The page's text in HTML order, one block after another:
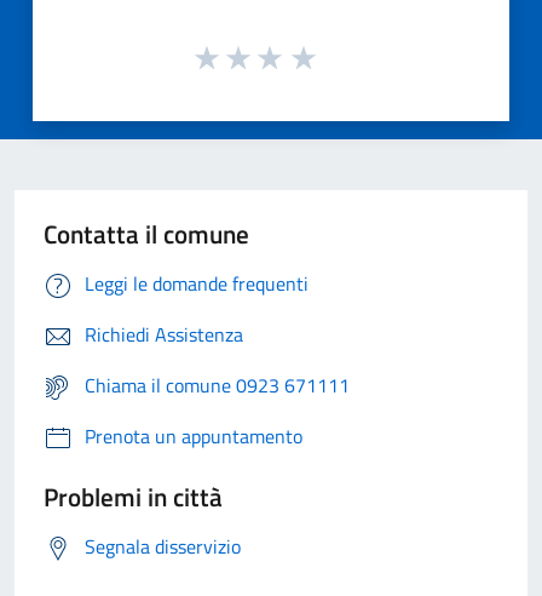
Contatta il comune
Leggi le domande frequenti
Richiedi Assistenza
Chiama il comune 0923 671111
Prenota un appuntamento
Problemi in città
Segnala disservizio